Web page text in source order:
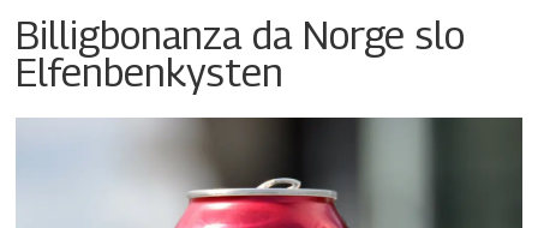
Billigbonanza da Norge slo
Elfenbenkysten